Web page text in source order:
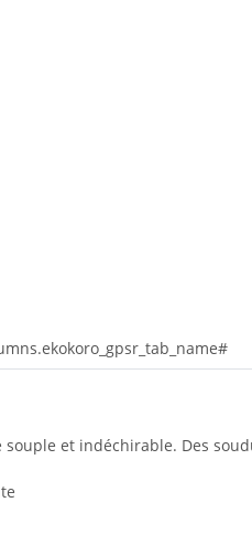
souple et indéchirable. Des